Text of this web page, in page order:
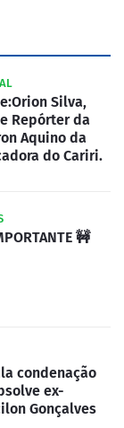
Silva,
Repórter da
Aquino da
do Cariri.
🚧
condenação
ex-
Gonçalves